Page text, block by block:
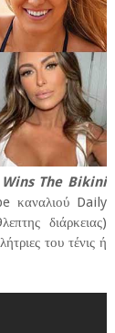
The Bikini
καναλιού Daily
διάρκειας)
του τένις ή